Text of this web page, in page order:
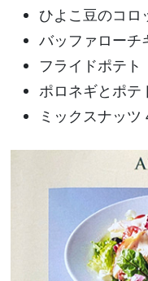
ひよこ豆のコロ
バッファローチ
フライドポテト
ポロネギとポテ
ミックスナッツ